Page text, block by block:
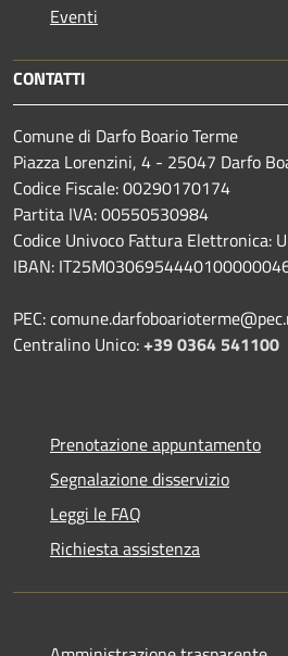
Eventi
CONTATTI
Comune di Darfo Boario Terme
Piazza Lorenzini, 4 - 25047 Darfo
Codice Fiscale: 00290170174
Partita IVA: 00550530984
Codice Univoco Fattura Elettronica:
IBAN:
PEC:
Centralino Unico:+39 0364 541100
Prenotazione appuntamento
Segnalazione disservizio
Leggi le FAQ
Richiesta assistenza